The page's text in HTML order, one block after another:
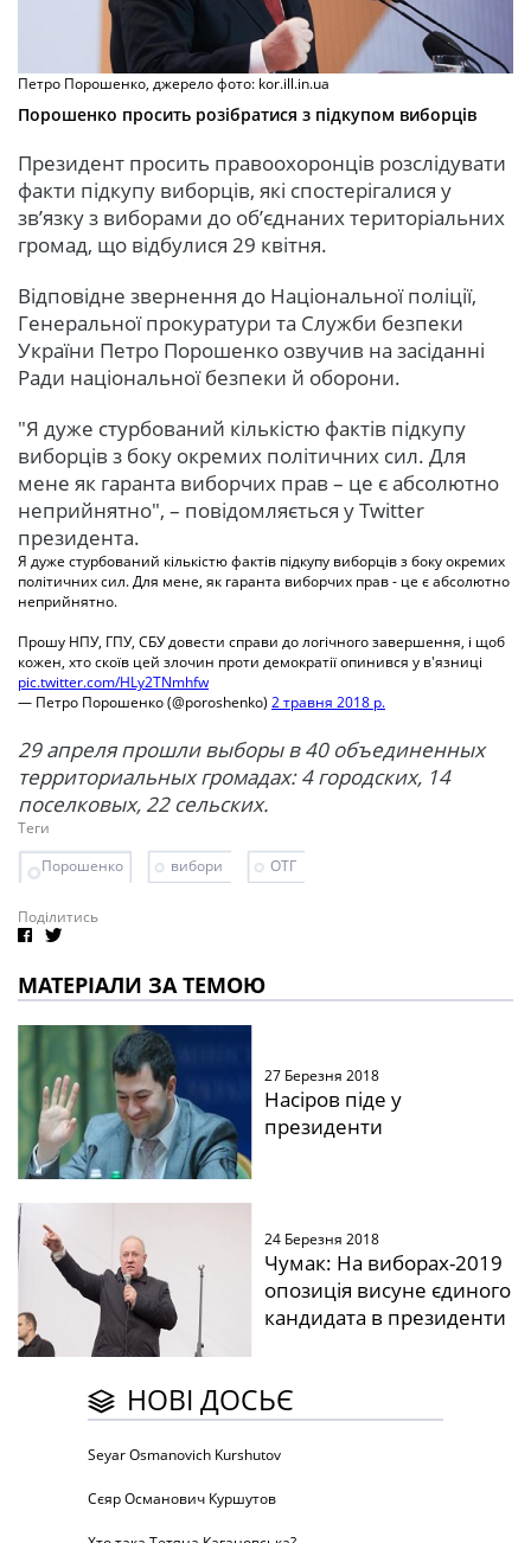
Петро Порошенко, джерело фото: kor.ill.in.ua
Порошенко просить розібратися з підкупом виборців
Президент просить правоохоронців розслідувати
факти підкупу виборців, які спостерігалися у
зв’язку з виборами до об’єднаних територіальних
громад, що відбулися 29 квітня.
Відповідне звернення до Національної поліції,
Генеральної прокуратури та Служби безпеки
України Петро Порошенко озвучив на засіданні
Ради національної безпеки й оборони.
"Я дуже стурбований кількістю фактів підкупу
виборців з боку окремих політичних сил. Для
мене як гаранта виборчих прав – це є абсолютно
неприйнятно", – повідомляється у Twitter
президента.
Я дуже стурбований кількістю фактів підкупу виборців з боку окремих
політичних сил. Для мене, як гаранта виборчих прав - це є абсолютно
неприйнятно.
Прошу НПУ, ГПУ, СБУ довести справи до логічного завершення, і щоб
кожен, хто скоїв цей злочин проти демократії опинився у в'язниці
pic.twitter.com/HLy2TNmhfw
— Петро Порошенко (@poroshenko) 2 травня 2018 р.
29 апреля прошли выборы в 40 объединенных
территориальных громадах: 4 городских, 14
поселковых, 22 сельских.
Теги
Порошенко
вибори ОТГ
Поділитись
МАТЕРІАЛИ ЗА ТЕМОЮ
27 Березня 2018
Насіров піде у
президенти
24 Березня 2018
Чумак: На виборах-2019
опозиція висуне єдиного
кандидата в президенти
НОВІ ДОСЬЄ
Seyar Osmanovich Kurshutov
Сєяр Османович Куршутов